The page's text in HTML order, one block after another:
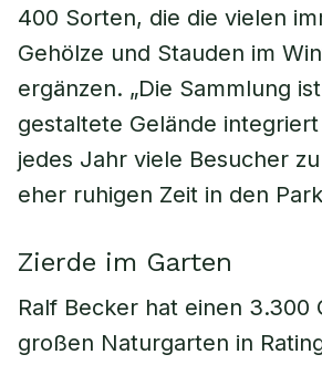
400 Sorten, die die vielen
Gehölze und Stauden im
ergänzen. „Die Sammlung
gestaltete Gelände
jedes Jahr viele Besucher
eher ruhigen Zeit in den
Zierde im Garten
Ralf Becker hat einen 3.300
großen Naturgarten in